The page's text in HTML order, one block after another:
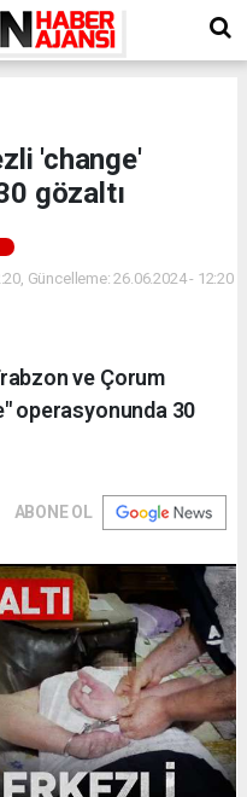
'change'
gözaltı
Güncelleme: 26.06.2024 - 12:20
ve Çorum
operasyonunda 30
ABONE OL